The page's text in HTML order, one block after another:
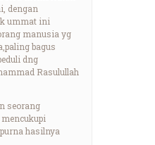
dengan
ummat ini
manusia yg
bagus
dng
Rasulullah
seorang
hasilnya